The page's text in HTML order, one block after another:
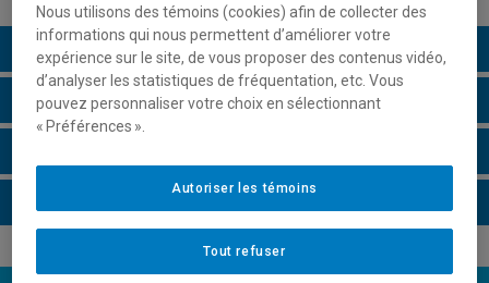
Description du cours
Horaire - Été 2026
Nous utilisons des témoins (cookies) afin de collecter des
informations qui nous permettent d’améliorer votre
expérience sur le site, de vous proposer des contenus vidéo,
d’analyser les statistiques de fréquentation, etc. Vous
pouvez personnaliser votre choix en sélectionnant
« Préférences ».
Tout refuser
Autoriser les témoins